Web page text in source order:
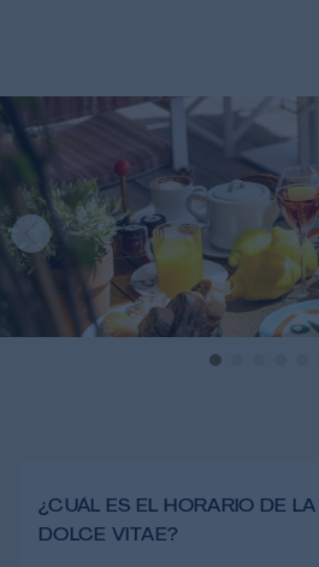
¿CUÁL ES EL HORARIO DE
DOLCE VITAE?